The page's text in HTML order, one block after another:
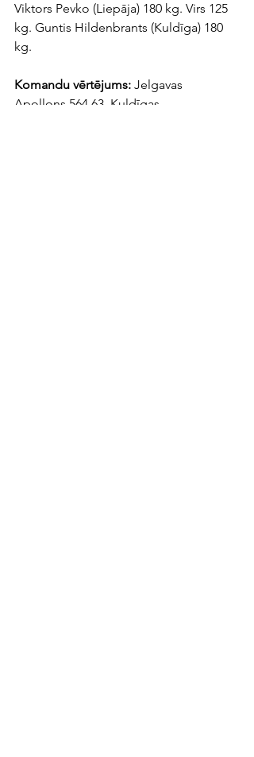
Viktors Pevko (Liepāja) 180 kg. Virs 125
kg. Guntis Hildenbrants (Kuldīga) 180
kg.
Komandu vērtējums: Jelgavas
Apollons 564,63. Kuldīgas